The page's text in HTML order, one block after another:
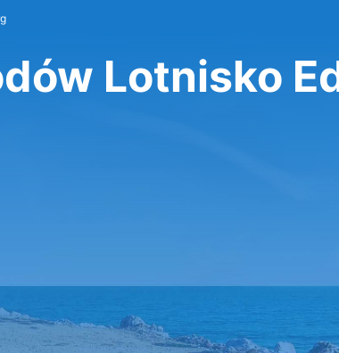
Lotnisko